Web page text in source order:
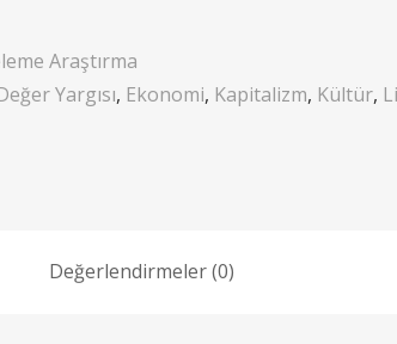
Araştırma
Yargısı, Ekonomi, Kapitalizm, Kültür,
Değerlendirmeler (0)